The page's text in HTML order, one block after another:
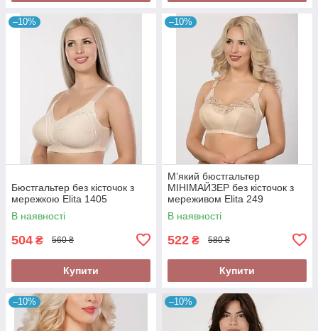
–10%
Бюстгальтер без кісточок з
мережкою Elita 1405
В наявності
504 ₴ 560 ₴
Купити
–10%
М’який бюстгальтер
МІНІМАЙЗЕР без кісточок з
мереживом Elita 249
В наявності
522 ₴ 580 ₴
Купити
–10% –10%